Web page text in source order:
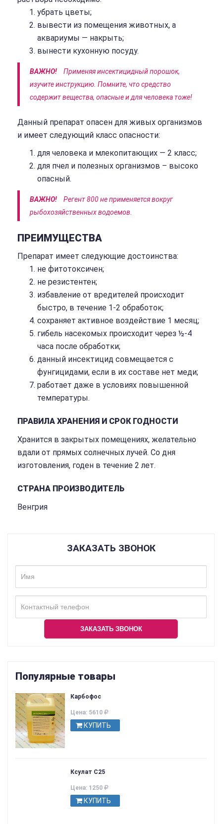
убрать цветы;
вывести из помещения животных, а
аквариумы — накрыть;
вынести кухонную посуду.
ВАЖНО!
Применяя инсектицидный порошок,
изучите инструкцию. Помните, что средство
содержит вещества, опасные и для человека тоже!
Данный препарат опасен для живых организмов
и имеет следующий класс опасности:
для человека и млекопитающих — 2 класс;
для пчел и полезных организмов – высоко
опасный.
ВАЖНО!
Регент 800 не применяется вокруг
рыбохозяйственных водоемов.
ПРЕИМУЩЕСТВА
Препарат имеет следующие достоинства:
не фитотоксичен;
не резистентен;
избавление от вредителей происходит
быстро, в течение 1-2 обработок;
сохраняет активное воздействие 1 месяц;
гибель насекомых происходит через ½-4
часа после обработки;
данный инсектицид совмещается с
фунгицидами, если в их составе нет меди;
работает даже в условиях повышенной
температуры.
ПРАВИЛА ХРАНЕНИЯ И СРОК ГОДНОСТИ
Хранится в закрытых помещениях, желательно
вдали от прямых солнечных лучей. Со дня
изготовления, годен в течение 2 лет.
СТРАНА ПРОИЗВОДИТЕЛЬ
Венгрия
ЗАКАЗАТЬ ЗВОНОК
Популярные товары
Карбофос
Цена: 5610
КУПИТЬ
Ксулат С25
Цена: 1250
КУПИТЬ